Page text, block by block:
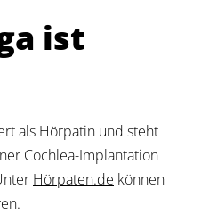
ist
als Hörpatin und steht
Cochlea-Implantation
Hörpaten.de können